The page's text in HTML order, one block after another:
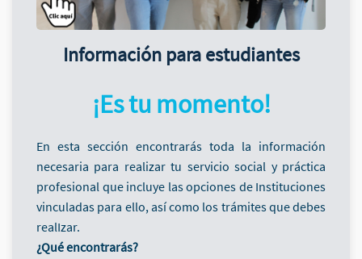
Información para estudiantes
¡Es tu momento!
En esta sección encontrarás toda la información
necesaria para realizar tu servicio social y práctica
profesional que incluye las opciones de Instituciones
vinculadas para ello, así como los trámites que debes
realIzar.
¿Qué encontrarás?